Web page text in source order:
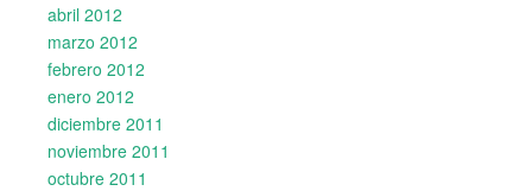
abril 2012
marzo 2012
febrero 2012
enero 2012
diciembre 2011
noviembre 2011
octubre 2011